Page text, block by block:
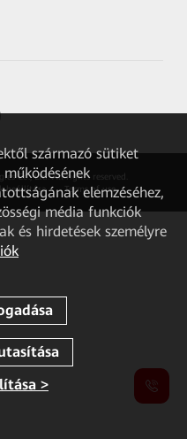
Co., Ltd. All rights reserved.
beállítása Terms of use
származó sütiket
elemzéséhez,
média funkciók
és hirdetések személyre
>